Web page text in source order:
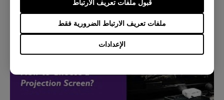
الإعدادات
ملفات تعريف الارتباط الضرورية فقط
قبول ملفات تعريف الارتباط